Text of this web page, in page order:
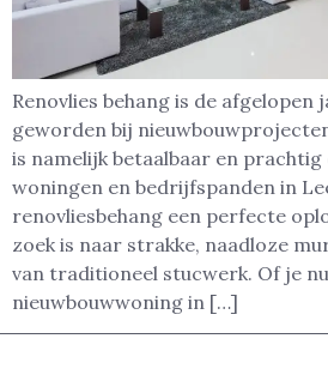
Renovlies behang is de
geworden bij
is namelijk betaalbaar en
woningen en bedrijfspanden in
renovliesbehang een perfecte
zoek is naar strakke, naadloze
van traditioneel stucwerk. Of je
nieuwbouwwoning in […]